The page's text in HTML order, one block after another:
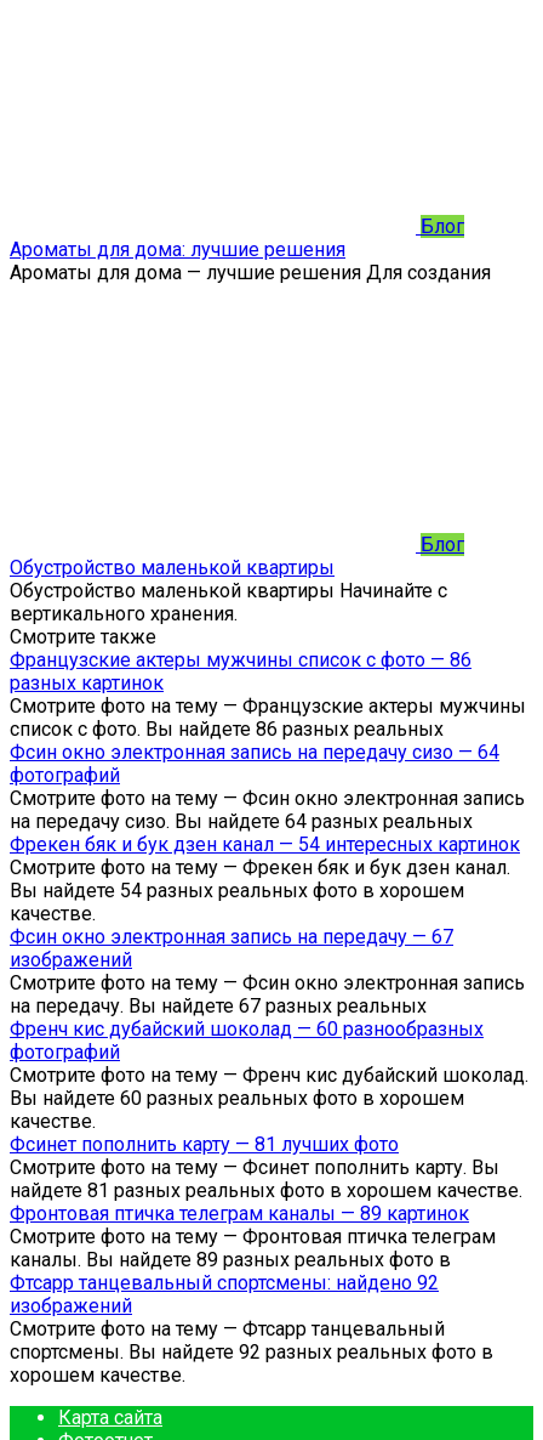
Блог
Ароматы для дома: лучшие решения
Ароматы для дома — лучшие решения Для создания
Блог
Обустройство маленькой квартиры
Обустройство маленькой квартиры Начинайте с
вертикального хранения.
Смотрите также
Французские актеры мужчины список с фото — 86
разных картинок
Смотрите фото на тему — Французские актеры мужчины
список с фото. Вы найдете 86 разных реальных
Фсин окно электронная запись на передачу сизо — 64
фотографий
Смотрите фото на тему — Фсин окно электронная запись
на передачу сизо. Вы найдете 64 разных реальных
Фрекен бяк и бук дзен канал — 54 интересных картинок
Смотрите фото на тему — Фрекен бяк и бук дзен канал.
Вы найдете 54 разных реальных фото в хорошем
качестве.
Фсин окно электронная запись на передачу — 67
изображений
Смотрите фото на тему — Фсин окно электронная запись
на передачу. Вы найдете 67 разных реальных
Френч кис дубайский шоколад — 60 разнообразных
фотографий
Смотрите фото на тему — Френч кис дубайский шоколад.
Вы найдете 60 разных реальных фото в хорошем
качестве.
Фсинет пополнить карту — 81 лучших фото
Смотрите фото на тему — Фсинет пополнить карту. Вы
найдете 81 разных реальных фото в хорошем качестве.
Фронтовая птичка телеграм каналы — 89 картинок
Смотрите фото на тему — Фронтовая птичка телеграм
каналы. Вы найдете 89 разных реальных фото в
Фтсарр танцевальный спортсмены: найдено 92
изображений
Смотрите фото на тему — Фтсарр танцевальный
спортсмены. Вы найдете 92 разных реальных фото в
хорошем качестве.
Карта сайта